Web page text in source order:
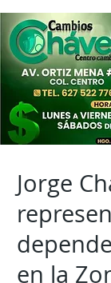
Jorge
en la